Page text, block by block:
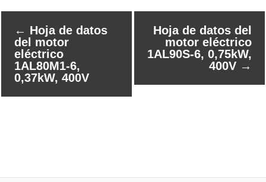
← Hoja de datos
del motor
eléctrico
1AL80M1-6,
0,37kW, 400V
Hoja de datos del
motor eléctrico
1AL90S-6, 0,75kW,
400V →